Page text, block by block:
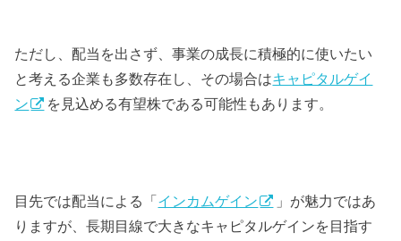
ただし、配当を出さず、事業の成長に積極的に使いたい
と考える企業も多数存在し、その場合はキャピタルゲイ
ン
を見込める有望株である可能性もあります。
目先では配当による「インカムゲイン
」が魅力ではあ
りますが、長期目線で大きなキャピタルゲインを目指す